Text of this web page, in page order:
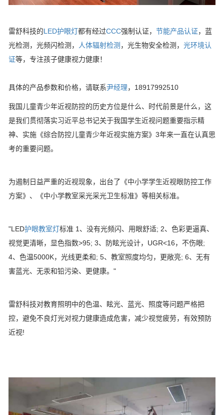
雷舒科技的LED护眼灯都有经过CCC强制认证， 节能产品认证，蓝
光检测，光频闪检测，
人体辐射检测 ，光生物安全检测， 光环境认
证等，专注孩子健康视力健康！
具体的产品参数和价格，请联系尹经理，18917992510
我国儿童青少年近视防控的历史方位是什么、时代前景是什么，这
是我们贯彻落实习近平总书记关于我国学生近视问题重要指示精
神、实施《综合防控儿童青少年近视实施方案》3年来一直在认真思
考的重要问题。
为遏制日益严重的近视现象，出台了《中小学学生近视眼防控工作
方案》、《中小学教室采光采光卫生标准》等相关标准。
"LED护眼教室灯标准 1、没有光频闪、用眼舒适; 2、色彩更逼真、
视觉更清晰，显色指数>95; 3、防眩光设计，UGR<16，不伤眼;
4、色温5000K，光线更柔和; 5、教室照度均匀，更敞亮; 6、无有
害蓝光、无汞和铅污染、更健康。"
雷舒科技对教育照明中的色温、眩光、蓝光、照度等问题严格把
控，避免不良灯光对视力健康造成危害，减少视觉疲劳，有效预防
近视!